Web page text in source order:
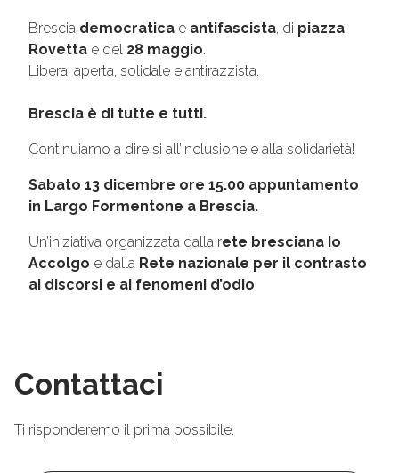
Brescia democratica e antifascista, di piazza
Rovetta e del 28 maggio.
Libera, aperta, solidale e antirazzista.
Brescia è di tutte e tutti.
Continuiamo a dire si all’inclusione e alla solidarietà!
Sabato 13 dicembre ore 15.00 appuntamento
in Largo Formentone a Brescia.
Un’iniziativa organizzata dalla rete bresciana Io
Accolgo e dalla Rete nazionale per il contrasto
ai discorsi e ai fenomeni d’odio.
Contattaci
Ti risponderemo il prima possibile.